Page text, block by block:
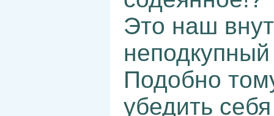
Это наш
Подобно
убедить